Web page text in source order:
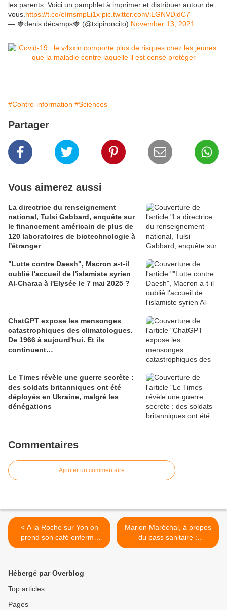
les parents. Voici un pamphlet à imprimer et distribuer autour de
vous. https://t.co/eImsmpLi1x pic.twitter.com/iLGNVDjdC7
— 🍓denis décamps🍓 (@txipironcito) November 13, 2021
#Contre-information #Sciences
Partager
Vous aimerez aussi
La directrice du renseignement
national, Tulsi Gabbard, enquête sur
le financement américain de plus de
120 laboratoires de biotechnologie à
l'étranger
"Lutte contre Daesh", Macron a-t-il
oublié l'accueil de l'islamiste syrien
Al-Charaa à l'Elysée le 7 mai 2025 ?
ChatGPT expose les mensonges
catastrophiques des climatologues.
De 1966 à aujourd'hui. Et ils
continuent…
Le Times révèle une guerre secrète :
des soldats britanniques ont été
déployés en Ukraine, malgré les
dénégations
Commentaires
Ajouter un commentaire
< A la Roche sur Yon on
prend son café enfermé
dans des bulles : c'est donc
Marion Maréchal, à propos
du pass sanitaire :
"Aujourd’hui, on a accepté
Hébergé par Overblog
Top articles
Pages